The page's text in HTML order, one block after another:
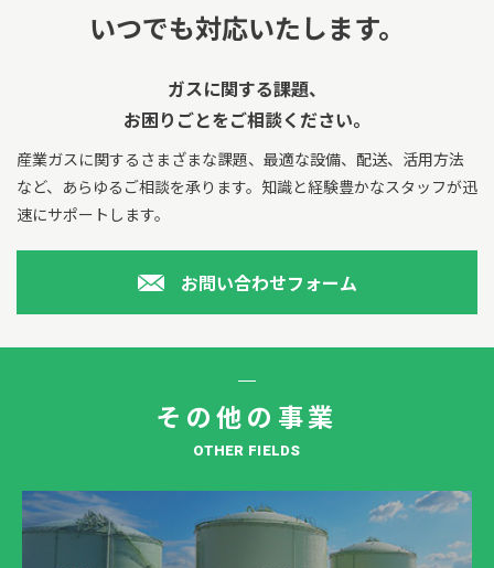
いつでも対応いたします。
ガスに関する課題、
お困りごとをご相談ください。
産業ガスに関するさまざまな課題、最適な設備、配送、活用方法
など、あらゆるご相談を承ります。 知識と経験豊かなスタッフが迅
速にサポートします。
お問い合わせフォーム
その他の事業
OTHER FIELDS